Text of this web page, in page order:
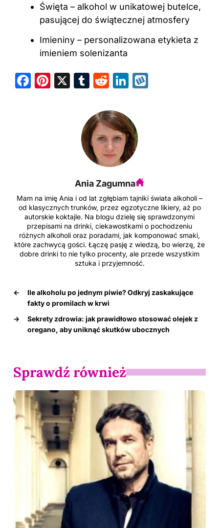
Święta – alkohol w unikatowej butelce,
pasującej do świątecznej atmosfery
Imieniny – personalizowana etykieta z
imieniem solenizanta
F
Pi X
T
m
bl
r
R
d
di
t
Li
e
dI
n
Ania Zagumna
Mam na imię Ania i od lat zgłębiam tajniki świata alkoholi –
od klasycznych trunków, przez egzotyczne likiery, aż po
autorskie koktajle. Na blogu dzielę się sprawdzonymi
przepisami na drinki, ciekawostkami o pochodzeniu
różnych alkoholi oraz poradami, jak komponować smaki,
które zachwycą gości. Łączę pasję z wiedzą, bo wierzę, że
dobre drinki to nie tylko procenty, ale przede wszystkim
sztuka i przyjemność.
←
Ile alkoholu po jednym piwie? Odkryj zaskakujące
fakty o promilach w krwi
→
Sekrety zdrowia: jak prawidłowo stosować olejek z
oregano, aby uniknąć skutków ubocznych
Sprawdź również